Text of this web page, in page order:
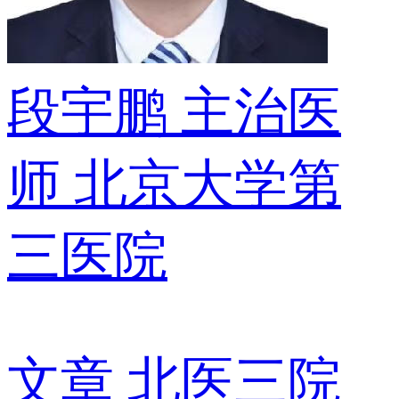
段宇鹏 主治医
师 北京大学第
三医院
文章 北医三院